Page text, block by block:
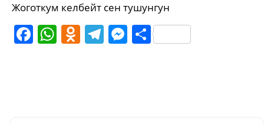
Жоготкум келбейт сен тушунгун
Facebook
WhatsApp
Odnoklassniki
Telegram
Messenger
Share